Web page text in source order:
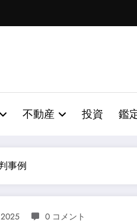
不動産 投資 鑑
事例
0 コメント